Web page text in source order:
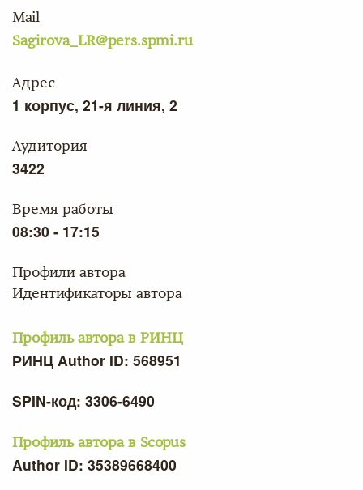
Mail
Sagirova_LR@pers.spmi.ru
Адрес
1 корпус, 21-я линия, 2
Аудитория
3422
Время работы
08:30 - 17:15
Профили автора
Идентификаторы автора
Профиль автора в РИНЦ
РИНЦ Author ID: 568951
SPIN-код: 3306-6490
Профиль автора в Scopus
Author ID: 35389668400